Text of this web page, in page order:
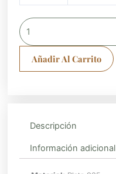
cantidad
Añadir Al Carrito
Descripción
Información adicional